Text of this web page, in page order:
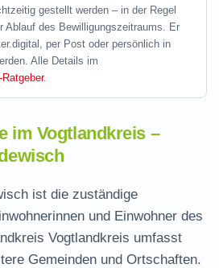
gestellt werden – in der Regel
Ablauf des Bewilligungszeitraums. Er
per Post oder persönlich in
Alle Details im
.
im Vogtlandkreis –
ist die zuständige
und Einwohner des
Vogtlandkreis umfasst
Gemeinden und Ortschaften.